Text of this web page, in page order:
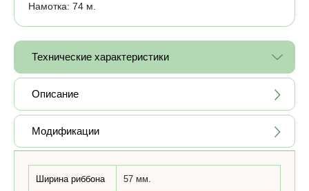
Намотка: 74 м.
Технические характеристики
Описание
Модификации
Ширина риббона 57 мм.